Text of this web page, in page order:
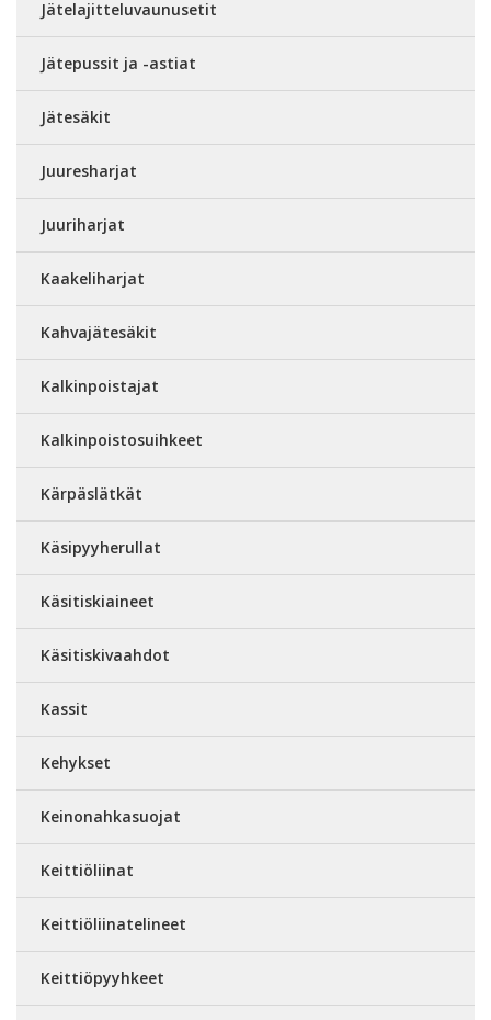
Jätelajitteluvaunusetit
Jätepussit ja -astiat
Jätesäkit
Juuresharjat
Juuriharjat
Kaakeliharjat
Kahvajätesäkit
Kalkinpoistajat
Kalkinpoistosuihkeet
Kärpäslätkät
Käsipyyherullat
Käsitiskiaineet
Käsitiskivaahdot
Kassit
Kehykset
Keinonahkasuojat
Keittiöliinat
Keittiöliinatelineet
Keittiöpyyhkeet